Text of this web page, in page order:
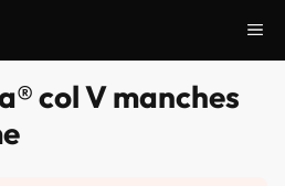
col V manches